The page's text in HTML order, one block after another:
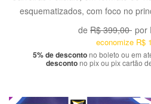
esquematizados, com foco no
de R$ 399,00 por
economize R$
5% de descontono boleto ou em
descontono pix ou pix cartão